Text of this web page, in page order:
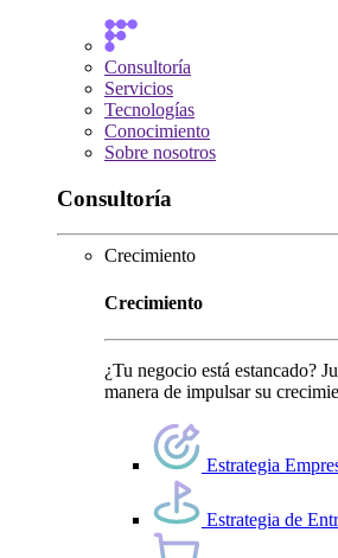
Consultoría
Servicios
Tecnologías
Conocimiento
Sobre nosotros
Consultoría
Crecimiento
Crecimiento
¿Tu negocio está estancado?
manera de impulsar su
Estrategia
Estrategia de